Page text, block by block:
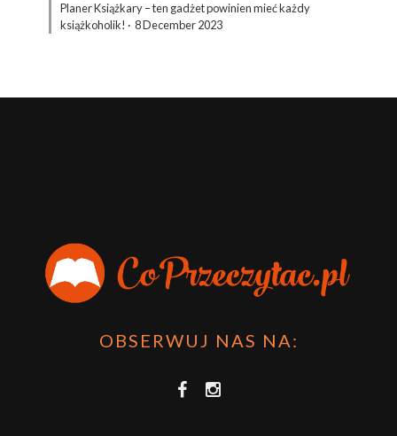
Planer Książkary – ten gadżet powinien mieć każdy
książkoholik! · 8 December 2023
OBSERWUJ NAS NA: